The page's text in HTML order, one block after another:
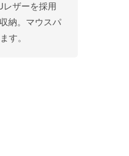
レザーを採用
納。マウスパ
す。